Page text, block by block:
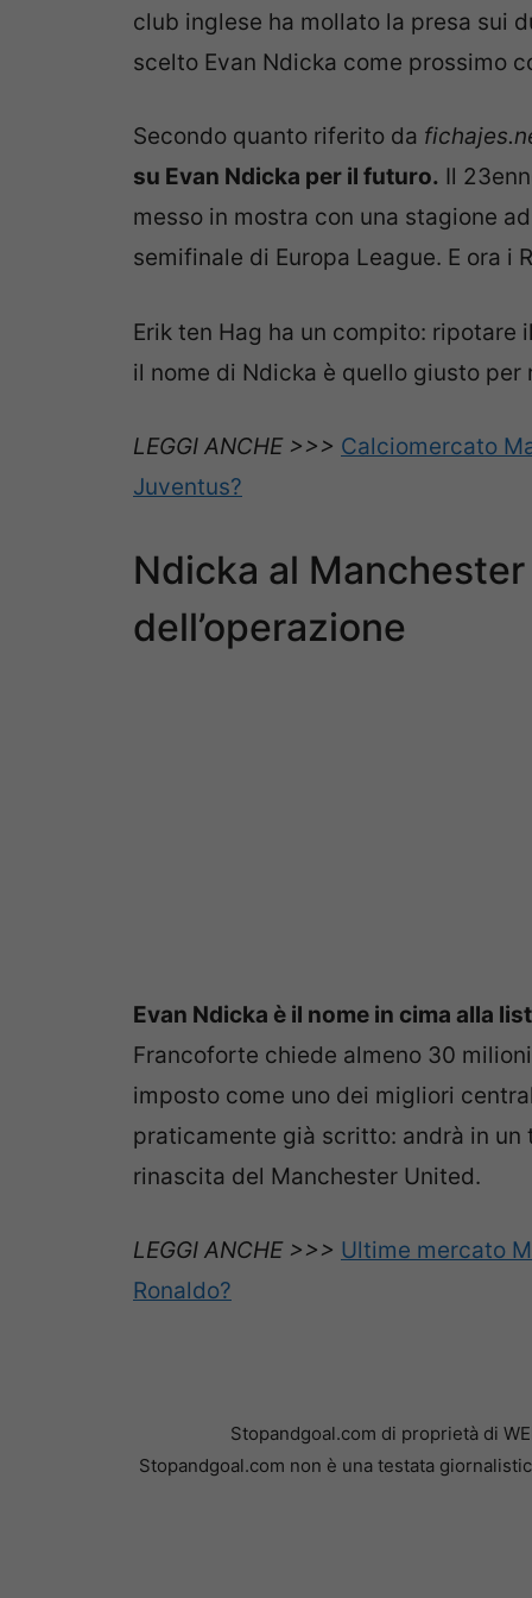
club inglese ha mollato la presa sui
scelto Evan Ndicka come prossimo
Secondo quanto riferito da
su Evan Ndicka per il futuro. Il
messo in mostra con una stagione
semifinale di Europa League. E ora i
Erik ten Hag ha un compito: ripotare
il nome di Ndicka è quello giusto
LEGGI ANCHE >>> Calciomercato
Juventus?
Ndicka al
dell’operazione
Evan Ndicka è il nome in cima alla
Francoforte chiede almeno 30
imposto come uno dei migliori
praticamente già scritto: andrà in
rinascita del Manchester United.
LEGGI ANCHE >>> Ultime mercato
Ronaldo?
Stopandgoal.com di proprietà di
Stopandgoal.com non è una testata